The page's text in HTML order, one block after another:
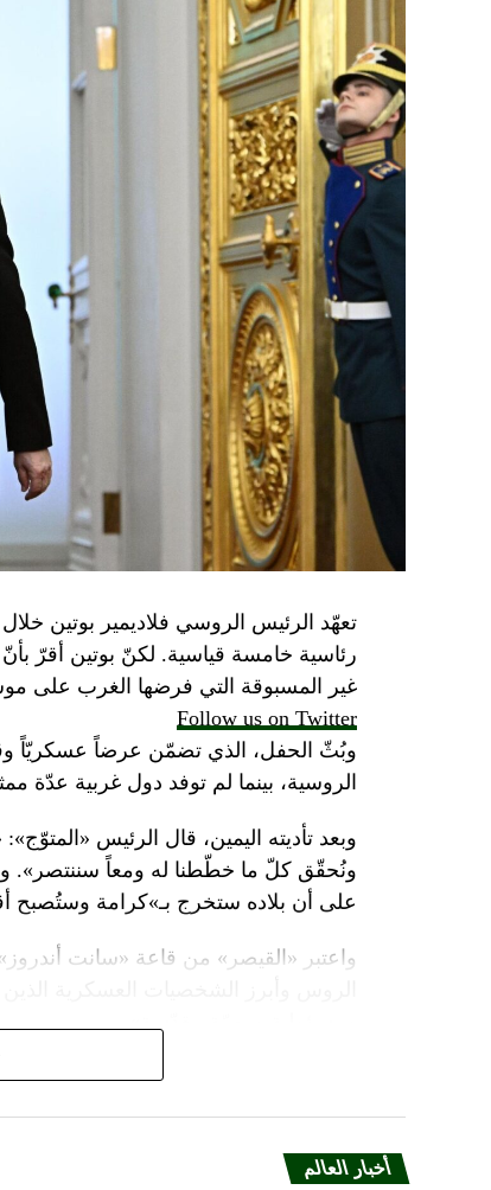
تعهّد الرئيس الروسي فلاديمير بوتين
رئاسية خامسة قياسية. لكنّ بوتين أقرّ
غير المسبوقة التي فرضها الغرب على
Follow us on Twitter
وبُثّ الحفل، الذي تضمّن عرضاً عسكريّاً
الروسية، بينما لم توفد دول غربية عدّة
وبعد تأديته اليمين، قال الرئيس
ونُحقّق كلّ ما خطّطنا له ومعاً سننتصر».
على أن بلاده ستخرج بـ»كرامة وستُصبح
واعتبر «القيصر» من قاعة «سانت
وبعدما وقف بمفرده تحت المطر بينما
أخبار العالم